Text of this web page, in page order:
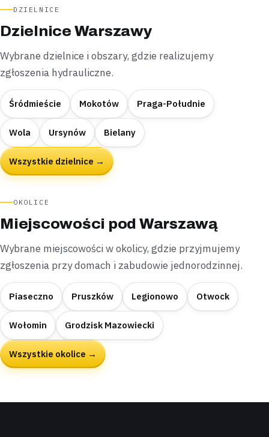
DZIELNICE
Dzielnice Warszawy
Wybrane dzielnice i obszary, gdzie realizujemy
zgłoszenia hydrauliczne.
Śródmieście Mokotów Praga-Południe
Wola Ursynów Bielany
Wszystkie dzielnice →
OKOLICE
Miejscowości pod Warszawą
Wybrane miejscowości w okolicy, gdzie przyjmujemy
zgłoszenia przy domach i zabudowie jednorodzinnej.
Piaseczno Pruszków Legionowo Otwock
Wołomin Grodzisk Mazowiecki
Wszystkie okolice →